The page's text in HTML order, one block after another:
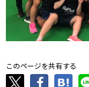
このページを共有する